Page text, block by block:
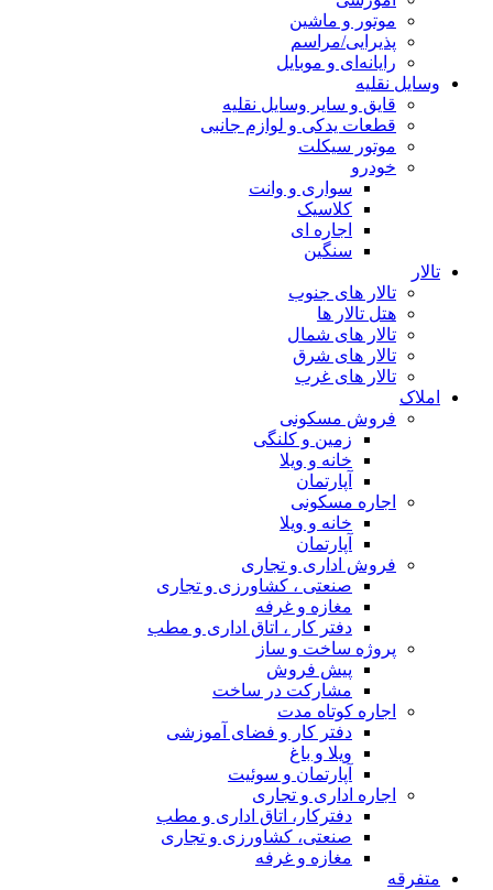
موتور و ماشین
پذیرایی/مراسم
رایانه‌ای و موبایل
وسایل نقلیه
قایق و سایر وسایل نقلیه
قطعات یدکی و لوازم جانبی
موتور سیکلت
خودرو
سواری و وانت
کلاسیک
اجاره ای
سنگین
تالار
تالار های جنوب
هتل تالار ها
تالار های شمال
تالار های شرق
تالار های غرب
املاک
فروش مسکونی
زمین و کلنگی
خانه و ویلا
آپارتمان
اجاره مسکونی
خانه و ویلا
آپارتمان
فروش اداری و تجاری
صنعتی ، کشاورزی و تجاری
مغازه و غرفه
دفتر کار ، اتاق اداری و مطب
پروژه ساخت و ساز
پیش فروش
مشارکت در ساخت
اجاره کوتاه مدت
دفتر کار و فضای آموزشی
ویلا و باغ
آپارتمان و سوئیت
اجاره اداری و تجاری
دفترکار، اتاق اداری و مطب
صنعتی، کشاورزی و تجاری
مغازه و غرفه
متفرقه